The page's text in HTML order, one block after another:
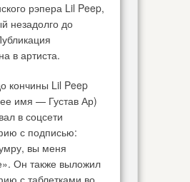
рэпера Lil Peep,
незадолго до
в артиста.
кончины Lil Peep
имя — Густав Ар)
в соцсети
с подписью:
вы меня
Он также выложил
с таблетками во